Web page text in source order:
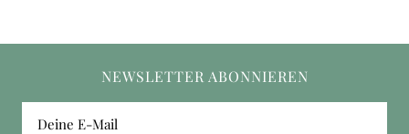
NEWSLETTER ABONNIEREN
Deine E-Mail